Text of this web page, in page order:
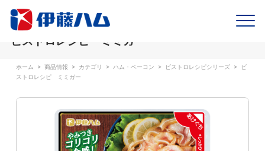
ビストロレシピ ミミガー
ホーム > 商品情報 > カテゴリ > ハム・ベーコン > ビストロレシピシリーズ >
ビ
ストロレシピ ミミガー